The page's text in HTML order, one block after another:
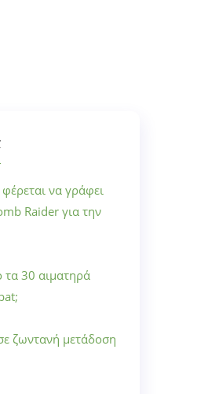
να γράφει
Raider για την
τα 30 αιματηρά
ζωντανή μετάδοση